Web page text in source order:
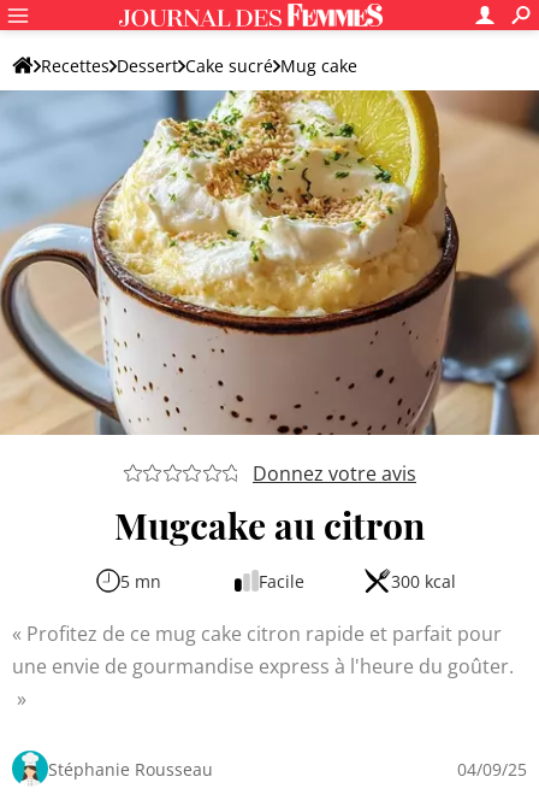
Recettes Dessert Cake sucré Mug cake
Donnez votre avis
Mugcake au citron
5 mn Facile 300 kcal
Profitez de ce mug cake citron rapide et parfait pour
une envie de gourmandise express à l'heure du goûter.
Stéphanie Rousseau 04/09/25